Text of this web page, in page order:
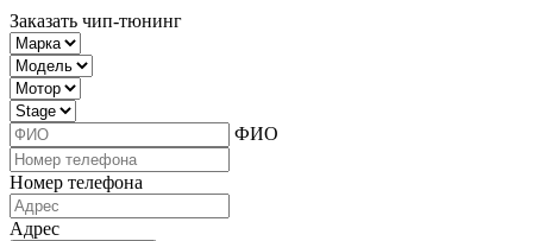
Заказать чип-тюнинг
ФИО
Номер телефона
Адрес